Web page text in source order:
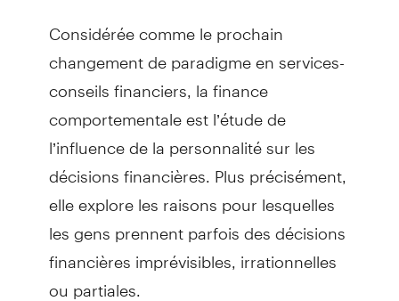
Considérée comme le prochain
changement de paradigme en services-
conseils financiers, la finance
comportementale est l’étude de
l’influence de la personnalité sur les
décisions financières. Plus précisément,
elle explore les raisons pour lesquelles
les gens prennent parfois des décisions
financières imprévisibles, irrationnelles
ou partiales.